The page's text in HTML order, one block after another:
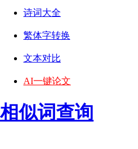
诗词大全
繁体字转换
文本对比
AI一键论文
相似词查询